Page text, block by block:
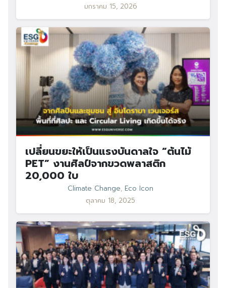
มกราคม 15, 2026
เปลี่ยนขยะให้เป็นแรงบันดาลใจ “ต้นไม้
PET” งานศิลป์จากขวดพลาสติก
20,000 ใบ
Climate Change, Eco Icon
ตุลาคม 18, 2025